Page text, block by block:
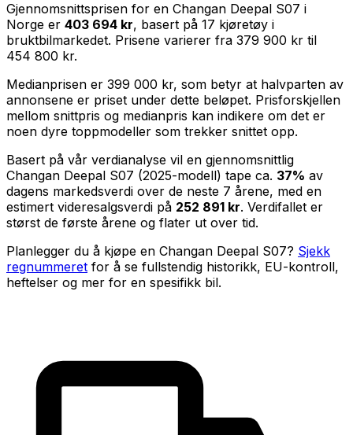
Gjennomsnittsprisen for en Changan Deepal S07 i
Norge er 403 694 kr, basert på 17 kjøretøy i
bruktbilmarkedet. Prisene varierer fra 379 900 kr til
454 800 kr.
Medianprisen er 399 000 kr, som betyr at halvparten av
annonsene er priset under dette beløpet. Prisforskjellen
mellom snittpris og medianpris kan indikere om det er
noen dyre toppmodeller som trekker snittet opp.
Basert på vår verdianalyse vil en gjennomsnittlig
Changan Deepal S07 (2025-modell) tape ca. 37% av
dagens markedsverdi over de neste 7 årene, med en
estimert videresalgsverdi på 252 891 kr. Verdifallet er
størst de første årene og flater ut over tid.
Planlegger du å kjøpe en Changan Deepal S07? Sjekk
regnummeret for å se fullstendig historikk, EU-kontroll,
heftelser og mer for en spesifikk bil.